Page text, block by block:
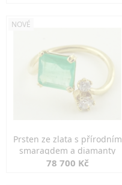
NOVÉ
Prsten ze zlata s přírodním
smaragdem a diamanty
78 700 Kč